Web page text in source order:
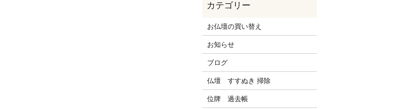
お仏壇の買い替え
お知らせ
ブログ
仏壇 すすぬき 掃除
位牌 過去帳